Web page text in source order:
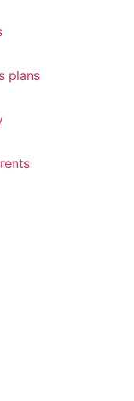
plans